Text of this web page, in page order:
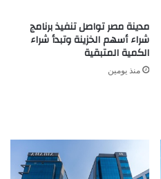
مدينة مصر تواصل تنفيذ برنامج
شراء أسهم الخزينة وتبدأ شراء
الكمية المتبقية
منذ يومين